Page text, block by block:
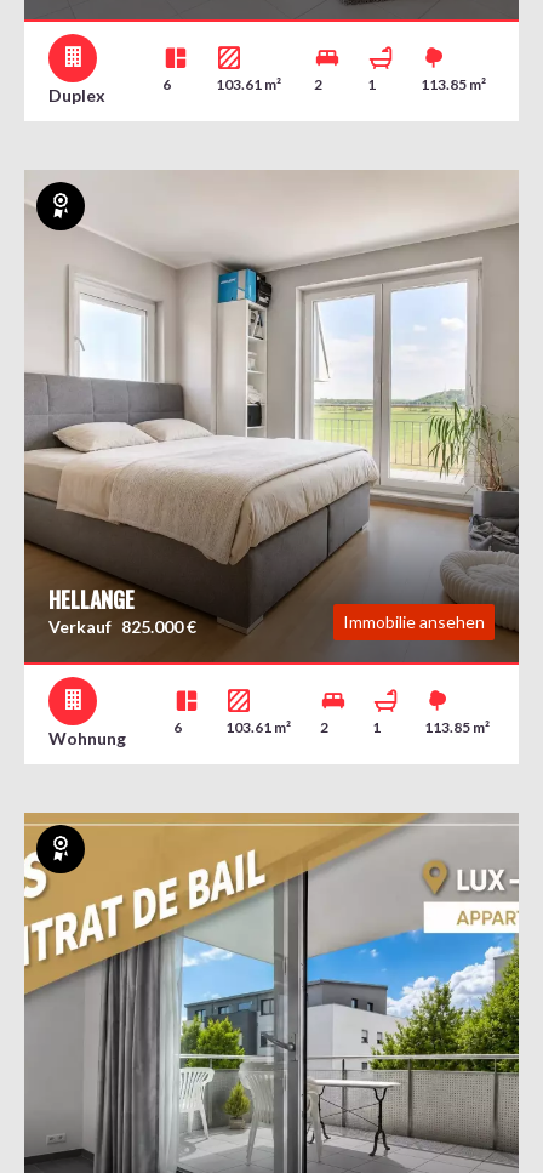
Duplex
6 103.61 m² 2 1 113.85 m²
HELLANGE
Verkauf 825.000 € Immobilie ansehen
Wohnung
6 103.61 m² 2 1 113.85 m²
Exklusiv